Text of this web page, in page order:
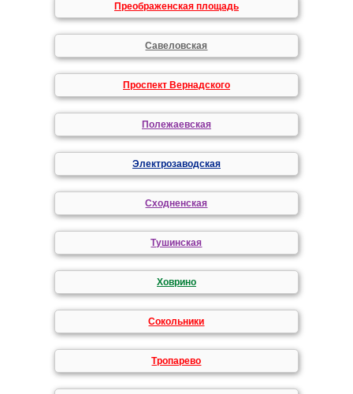
Преображенская площадь
Савеловская
Проспект Вернадского
Полежаевская
Электрозаводская
Сходненская
Тушинская
Ховрино
Сокольники
Тропарево